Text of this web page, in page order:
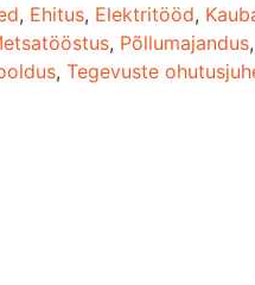
, Ehitus, Elektritööd,
, Põllumajandus,
, Tegevuste